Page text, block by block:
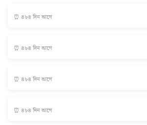
⏰ ৪৮৪ দিন আগে
⏰ ৪৮৪ দিন আগে
⏰ ৪৮৪ দিন আগে
⏰ ৪৮৪ দিন আগে